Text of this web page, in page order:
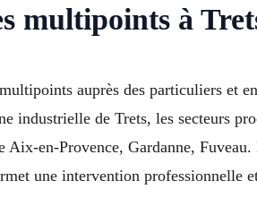
multipoints à
auprès des particuliers et
de Trets, les secteurs
en-Provence, Gardanne,
une intervention professionnelle